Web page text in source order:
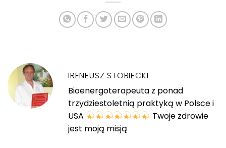
IRENEUSZ STOBIECKI
Bioenergoterapeuta z ponad
trzydziestoletnią praktyką w Polsce i
USA
Twoje zdrowie
jest moją misją